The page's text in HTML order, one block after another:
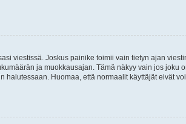
viestissä. Joskus painike toimii vain tietyn ajan
ja muokkausajan. Tämä näkyy vain jos joku
halutessaan. Huomaa, että normaalit käyttäjät eivät